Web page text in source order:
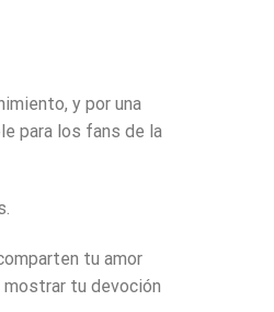
y por una
para los fans de la
tu amor
mostrar tu devoción